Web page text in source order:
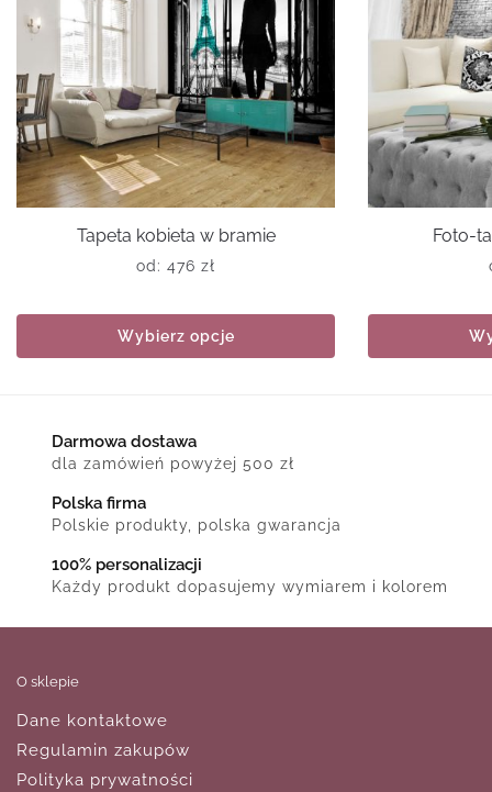
Tapeta kobieta w bramie
od: 476 zł
Wybierz opcje
Foto-
Darmowa dostawa
dla zamówień powyżej 500 zł
Polska firma
Polskie produkty, polska gwarancja
100% personalizacji
Każdy produkt dopasujemy wymiarem i kolorem
O sklepie
Dane kontaktowe
Regulamin zakupów
Polityka prywatności